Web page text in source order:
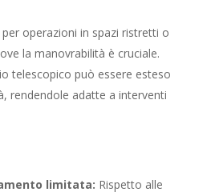
per operazioni in spazi ristretti o
la manovrabilità è cruciale.
telescopico può essere esteso
rendendole adatte a interventi
limitata: Rispetto alle